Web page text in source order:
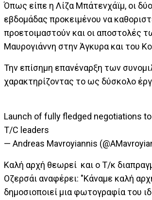
Όπως είπε η Λίζα Μπάτενχάϊμ, οι
εβδομάδας προκειμένου να
προετοιμαστούν και οι αποστολές
Μαυρογιάννη στην Άγκυρα και του
Την επίσημη επανέναρξη των
χαρακτηρίζοντας το ως δύσκολο
Launch of fully fledged negotiations
T/C leaders
— Andreas Mavroyiannis
Καλή αρχή θεωρεί και ο Τ/κ
Οζερσάι αναφέρει: "Κάναμε καλή
δημοσιοποιεί μια φωτογραφία του